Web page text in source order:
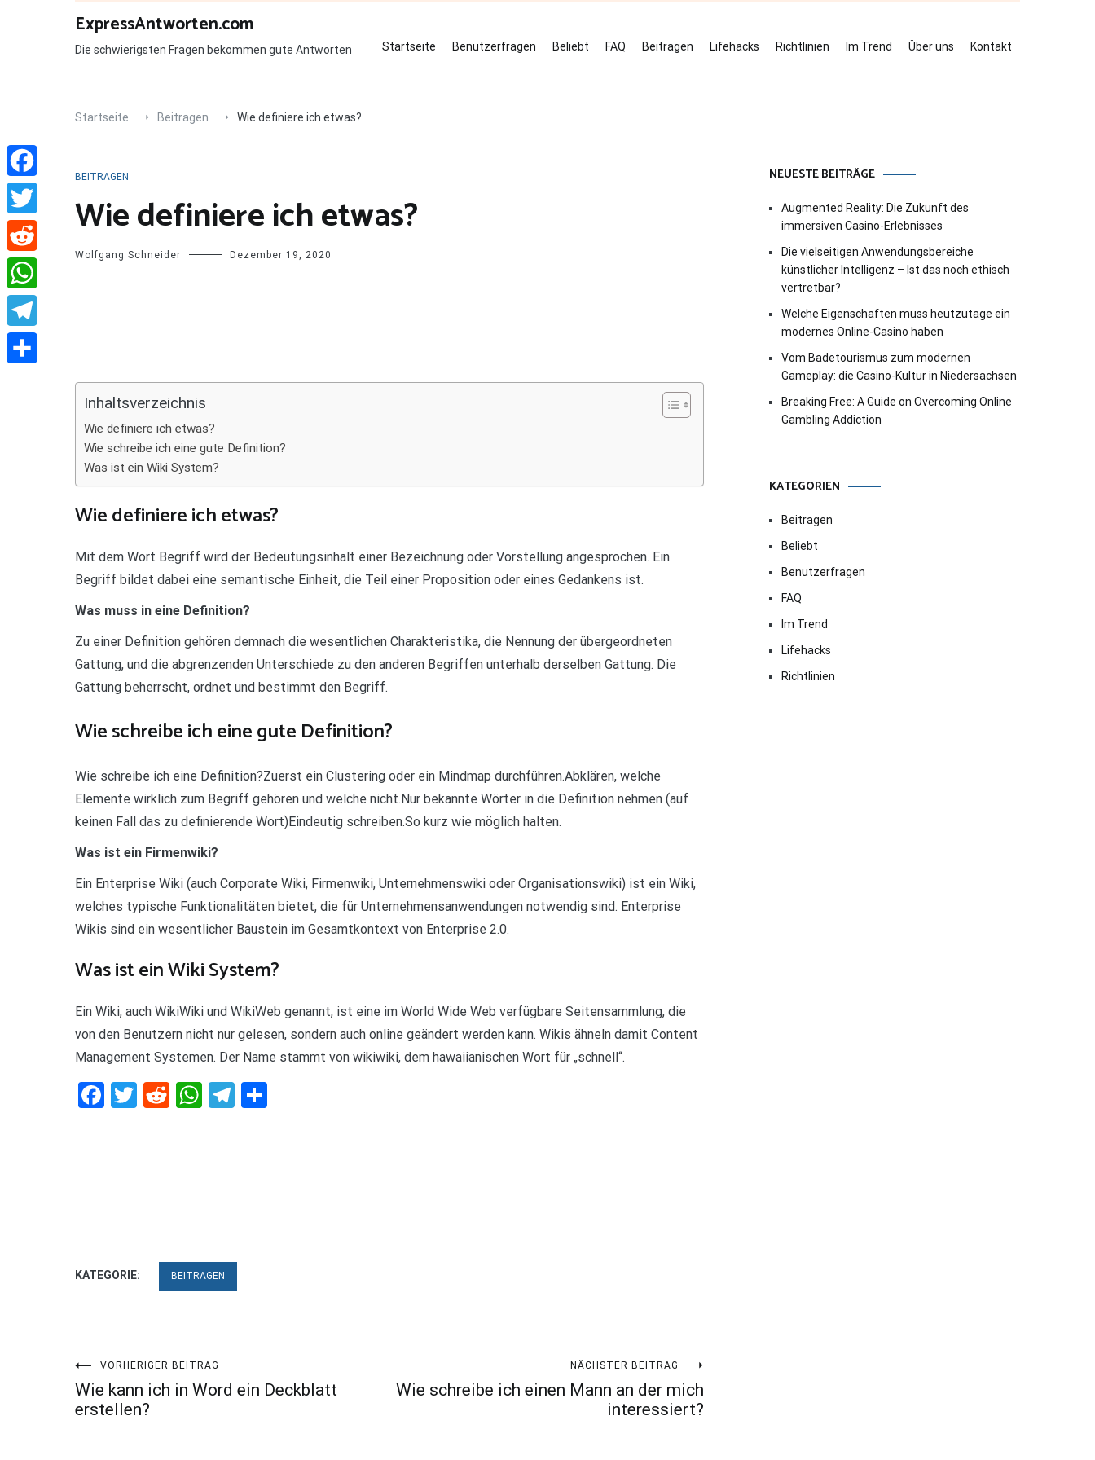
ExpressAntworten.com
Die schwierigsten Fragen bekommen gute Antworten Startseite Benutzerfragen Beliebt FAQ Beitragen Lifehacks Richtlinien Im Trend Über uns Kontakt
Startseite Beitragen Wie definiere ich etwas?
BEITRAGEN
Wie definiere ich etwas?
Wolfgang Schneider Dezember 19, 2020
Inhaltsverzeichnis
Wie definiere ich etwas?
Wie schreibe ich eine gute Definition?
Was ist ein Wiki System?
Wie definiere ich etwas?
Mit dem Wort Begriff wird der Bedeutungsinhalt einer Bezeichnung oder Vorstellung angesprochen. Ein
Begriff bildet dabei eine semantische Einheit, die Teil einer Proposition oder eines Gedankens ist.
Was muss in eine Definition?
Zu einer Definition gehören demnach die wesentlichen Charakteristika, die Nennung der übergeordneten
Gattung, und die abgrenzenden Unterschiede zu den anderen Begriffen unterhalb derselben Gattung. Die
Gattung beherrscht, ordnet und bestimmt den Begriff.
Wie schreibe ich eine gute Definition?
Wie schreibe ich eine Definition?Zuerst ein Clustering oder ein Mindmap durchführen.Abklären, welche
Elemente wirklich zum Begriff gehören und welche nicht.Nur bekannte Wörter in die Definition nehmen (auf
keinen Fall das zu definierende Wort)Eindeutig schreiben.So kurz wie möglich halten.
Was ist ein Firmenwiki?
Ein Enterprise Wiki (auch Corporate Wiki, Firmenwiki, Unternehmenswiki oder Organisationswiki) ist ein Wiki,
welches typische Funktionalitäten bietet, die für Unternehmensanwendungen notwendig sind. Enterprise
Wikis sind ein wesentlicher Baustein im Gesamtkontext von Enterprise 2.0.
Was ist ein Wiki System?
Ein Wiki, auch WikiWiki und WikiWeb genannt, ist eine im World Wide Web verfügbare Seitensammlung, die
von den Benutzern nicht nur gelesen, sondern auch online geändert werden kann. Wikis ähneln damit Content
Management Systemen. Der Name stammt von wikiwiki, dem hawaiianischen Wort für „schnell“.
Facebook
Twitter
RedditWhatsApp
Telegram
KATEGORIE: BEITRAGEN
Beitragsnavigation
VORHERIGER BEITRAG
Wie kann ich in Word ein Deckblatt
erstellen?
NÄCHSTER BEITRAG
Wie schreibe ich einen Mann an der mich
interessiert?
NEUESTE BEITRÄGE
Augmented Reality: Die Zukunft des
immersiven Casino-Erlebnisses
Die vielseitigen Anwendungsbereiche
künstlicher Intelligenz – Ist das noch ethisch
vertretbar?
Welche Eigenschaften muss heutzutage ein
modernes Online-Casino haben
Vom Badetourismus zum modernen
Gameplay: die Casino-Kultur in Niedersachsen
Breaking Free: A Guide on Overcoming Online
Gambling Addiction
KATEGORIEN
Beitragen
Beliebt
Benutzerfragen
FAQ
Im Trend
Lifehacks
Richtlinien
Facebook
Twitter
Reddit
WhatsApp
Telegram